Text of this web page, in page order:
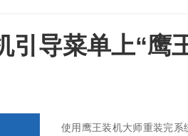
引导菜单上“鹰
使用鹰王装机大师重装完